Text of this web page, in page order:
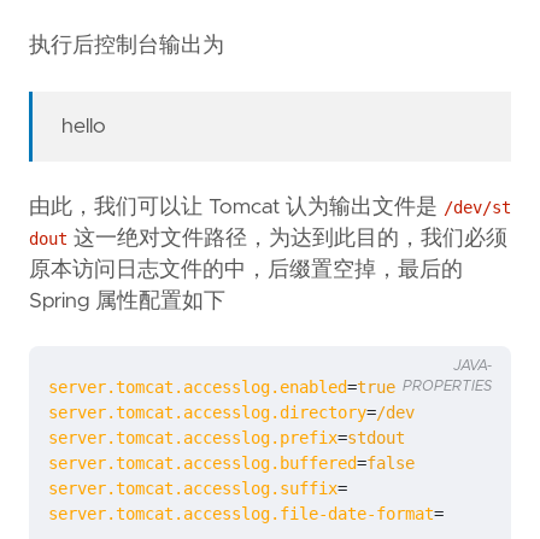
执行后控制台输出为
hello
由此，我们可以让 Tomcat 认为输出文件是 /dev/st
dout 这一绝对文件路径，为达到此目的，我们必须
原本访问日志文件的中，后缀置空掉，最后的
Spring 属性配置如下
server.tomcat.accesslog.enabled=true
server.tomcat.accesslog.directory=/dev
server.tomcat.accesslog.prefix=stdout
server.tomcat.accesslog.buffered=false
server.tomcat.accesslog.suffix=
server.tomcat.accesslog.file-date-format=
JAVA-
PROPERTIES